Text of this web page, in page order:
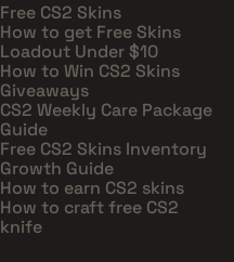
Free CS2 Skins
How to get Free Skins
Loadout Under $10
How to Win CS2 Skins
Giveaways
CS2 Weekly Care Package
Guide
Free CS2 Skins Inventory
Growth Guide
How to earn CS2 skins
How to craft free CS2
knife